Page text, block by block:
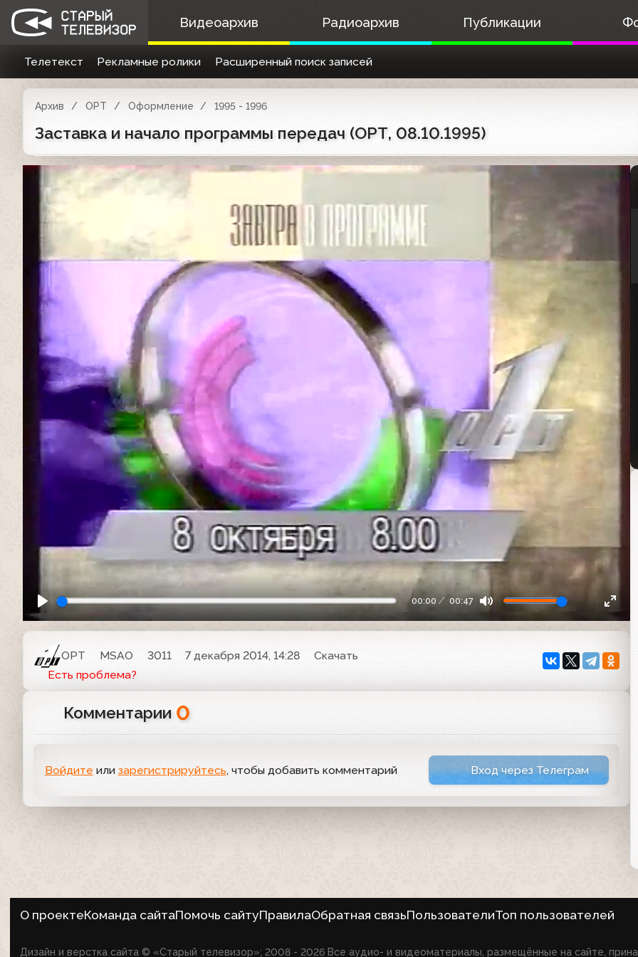
Видеоархив Радиоархив Публикации
Телетекст Рекламные ролики Расширенный поиск записей
Архив ОРТ Оформление 1995 - 1996
Заставка и начало программы передач (ОРТ, 08.10.1995)
00:00 00:47
ОРТ MSAO 3011 7 декабря 2014, 14:28
Скачать
Есть проблема?
Комментарии 0
Войдите или зарегистрируйтесь, чтобы добавить комментарий Вход через Телеграм
О проектеКоманда сайтаПомочь сайтуПравилаОбратная связьПользователиТоп пользователей
Дизайн и верстка сайта © «Старый телевизор»; 2008 - 2026 Все аудио- и видеоматериалы, размещённые на сайте,